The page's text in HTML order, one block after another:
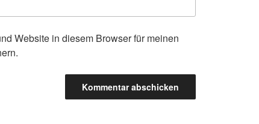
Website in diesem Browser für meinen